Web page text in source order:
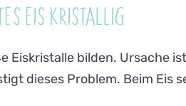
EIS KRISTALLIG?
Eiskristalle bilden. Ursache
dieses Problem. Beim Eis